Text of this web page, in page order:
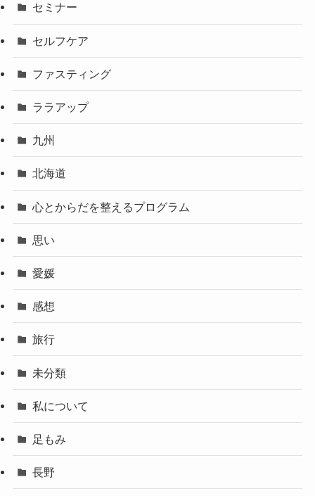
セミナー
セルフケア
ファスティング
ララアップ
九州
北海道
心とからだを整えるプログラム
思い
愛媛
感想
旅行
未分類
私について
足もみ
長野